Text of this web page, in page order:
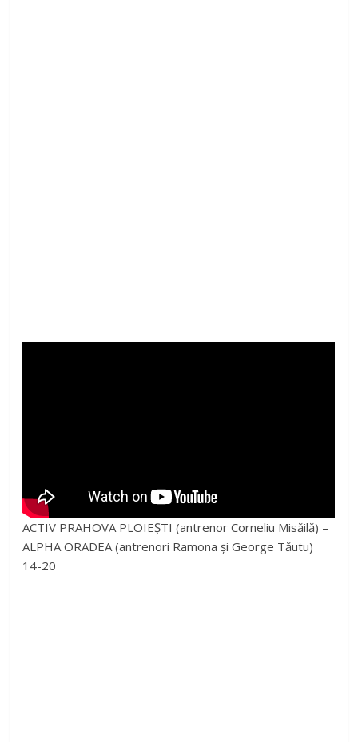
ACTIV PRAHOVA PLOIEȘTI (antrenor Corneliu Misăilă) –
ALPHA ORADEA (antrenori Ramona și George Tăutu)
14-20